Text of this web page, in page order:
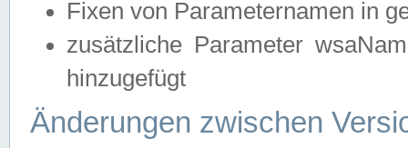
Fixen von Parameternamen in
zusätzliche Parameter
hinzugefügt
Änderungen zwischen